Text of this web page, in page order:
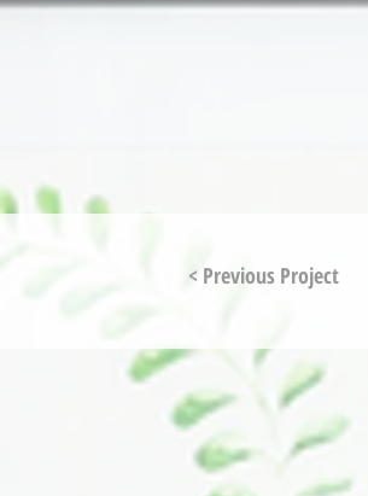
< Previous Project